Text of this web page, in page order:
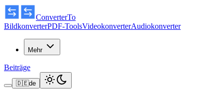
ConverterTo
BildkonverterPDF-ToolsVideokonverterAudiokonverter
Mehr
Beiträge
🇩🇪de